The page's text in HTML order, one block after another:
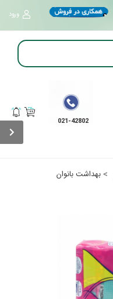
ورود
021-42802
بهداشت بانوان